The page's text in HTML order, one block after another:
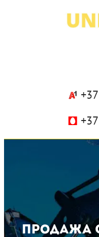
Продажа